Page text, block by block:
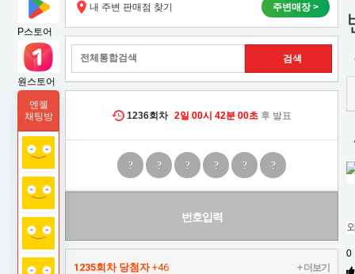
을
때
의
역
학
적
분
석
0
내 주변 판매점 찾기 주변매장 >
1236회차 2일 00시 41분 59초 후 발표
? ? ? ? ? ?
번호입력
1235회차 당첨자+46 + 더보기
P스토어
원스토어
엔젤
채팅방